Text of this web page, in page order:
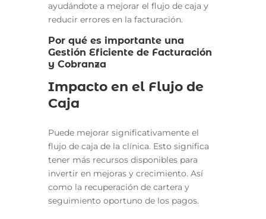
ayudándote a mejorar el flujo de caja y
reducir errores en la facturación.
Por qué es importante una
Gestión Eficiente de Facturación
y Cobranza
Impacto en el Flujo de
Caja
Puede mejorar significativamente el
flujo de caja de la clínica. Esto significa
tener más recursos disponibles para
invertir en mejoras y crecimiento. Así
como la recuperación de cartera y
seguimiento oportuno de los pagos.